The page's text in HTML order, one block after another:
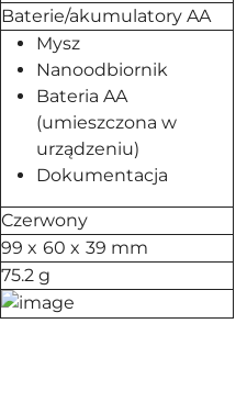
Baterie/akumulatory AA
Mysz
Nanoodbiornik
Bateria AA
(umieszczona w
urządzeniu)
Dokumentacja
Czerwony
99 x 60 x 39 mm
75.2 g